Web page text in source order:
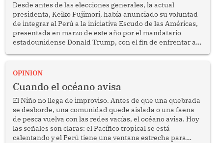
Desde antes de las elecciones generales, la actual
presidenta, Keiko Fujimori, había anunciado su voluntad
de integrar al Perú a la iniciativa Escudo de las Américas,
presentada en marzo de este año por el mandatario
estadounidense Donald Trump, con el fin de enfrentar al
OPINION
Cuando el océano avisa
El Niño no llega de improviso. Antes de que una quebrada
se desborde, una comunidad quede aislada o una faena
de pesca vuelva con las redes vacías, el océano avisa. Hoy
las señales son claras: el Pacífico tropical se está
calentando y el Perú tiene una ventana estrecha para